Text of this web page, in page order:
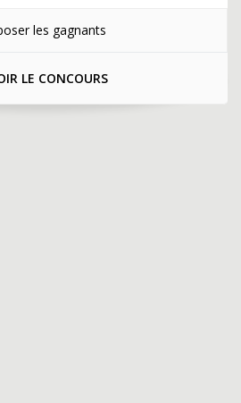
les gagnants
LE CONCOURS